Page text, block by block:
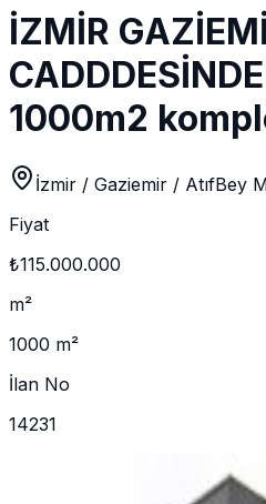
İZMİR
1000m2
İzmir / Gaziemir / AtıfBey
Fiyat
₺115.000.000
m²
1000 m²
İlan No
14231